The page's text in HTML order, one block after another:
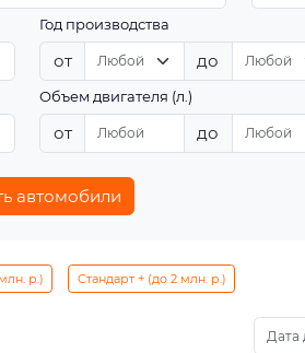
Год производства
от до
Объем двигателя (л.)
от до
автомобили
р.) Стандарт + (до 2 млн. р.)